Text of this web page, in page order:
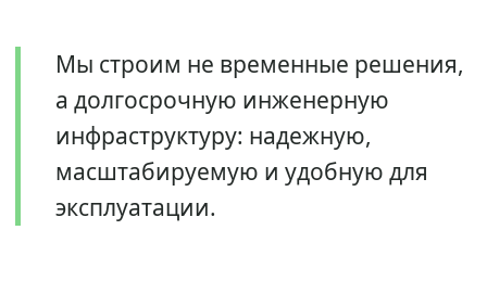
Мы строим не временные решения,
а долгосрочную инженерную
инфраструктуру: надежную,
масштабируемую и удобную для
эксплуатации.